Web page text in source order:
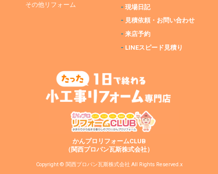
その他リフォーム
-現場日記
- 見積依頼・お問い合わせ
-来店予約
- LINEスピード見積り
かんプロリフォームCLUB
（関西プロパン瓦斯株式会社）
Copyright © 関西プロパン瓦斯株式会社 All Rights Reserved.x